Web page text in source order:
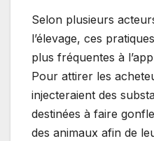
Selon plusieurs
l’élevage, ces
plus fréquentes à
Pour attirer les
injecteraient des
destinées à faire
des animaux afin de